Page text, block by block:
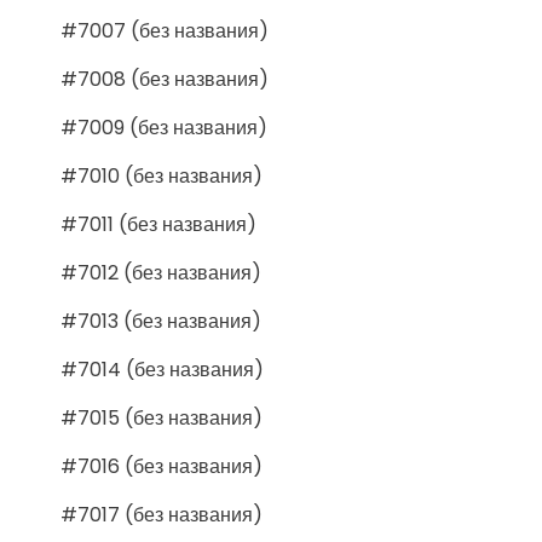
#7007 (без названия)
#7008 (без названия)
#7009 (без названия)
#7010 (без названия)
#7011 (без названия)
#7012 (без названия)
#7013 (без названия)
#7014 (без названия)
#7015 (без названия)
#7016 (без названия)
#7017 (без названия)